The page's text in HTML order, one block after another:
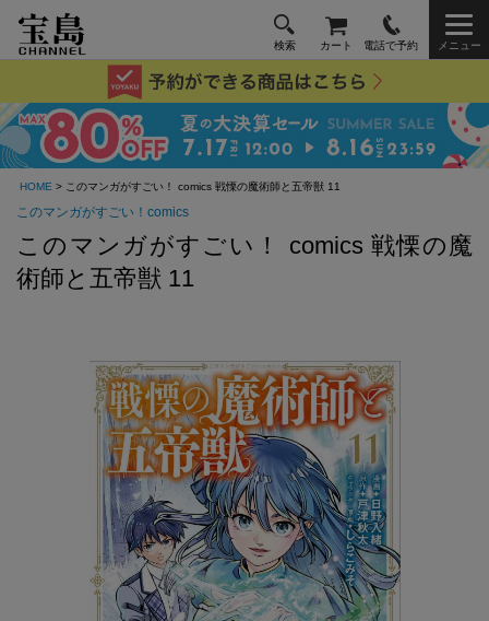
検索 カート 電話で予約 メニュー
HOME > このマンガがすごい！ comics 戦慄の魔術師と五帝獣 11
このマンガがすごい！comics
このマンガがすごい！ comics 戦慄の魔
術師と五帝獣 11